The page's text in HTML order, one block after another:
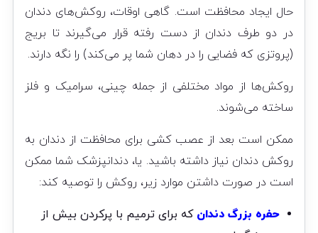
حال ایجاد محافظت است. گاهی اوقات، روکش‌های دندان
در دو طرف دندان از دست رفته قرار می‌گیرند تا بریج
(پروتزی که فضایی را در دهان شما پر می‌کند) را نگه دارند.
روکش‌ها از مواد مختلفی از جمله چینی، سرامیک و فلز
ساخته می‌شوند.
ممکن است بعد از عصب کشی برای محافظت از دندان به
روکش دندان نیاز داشته باشید. یا، دندانپزشک شما ممکن
است در صورت داشتن موارد زیر، روکش را توصیه کند:
حفره بزرگ دندان که برای ترمیم با پرکردن بیش از